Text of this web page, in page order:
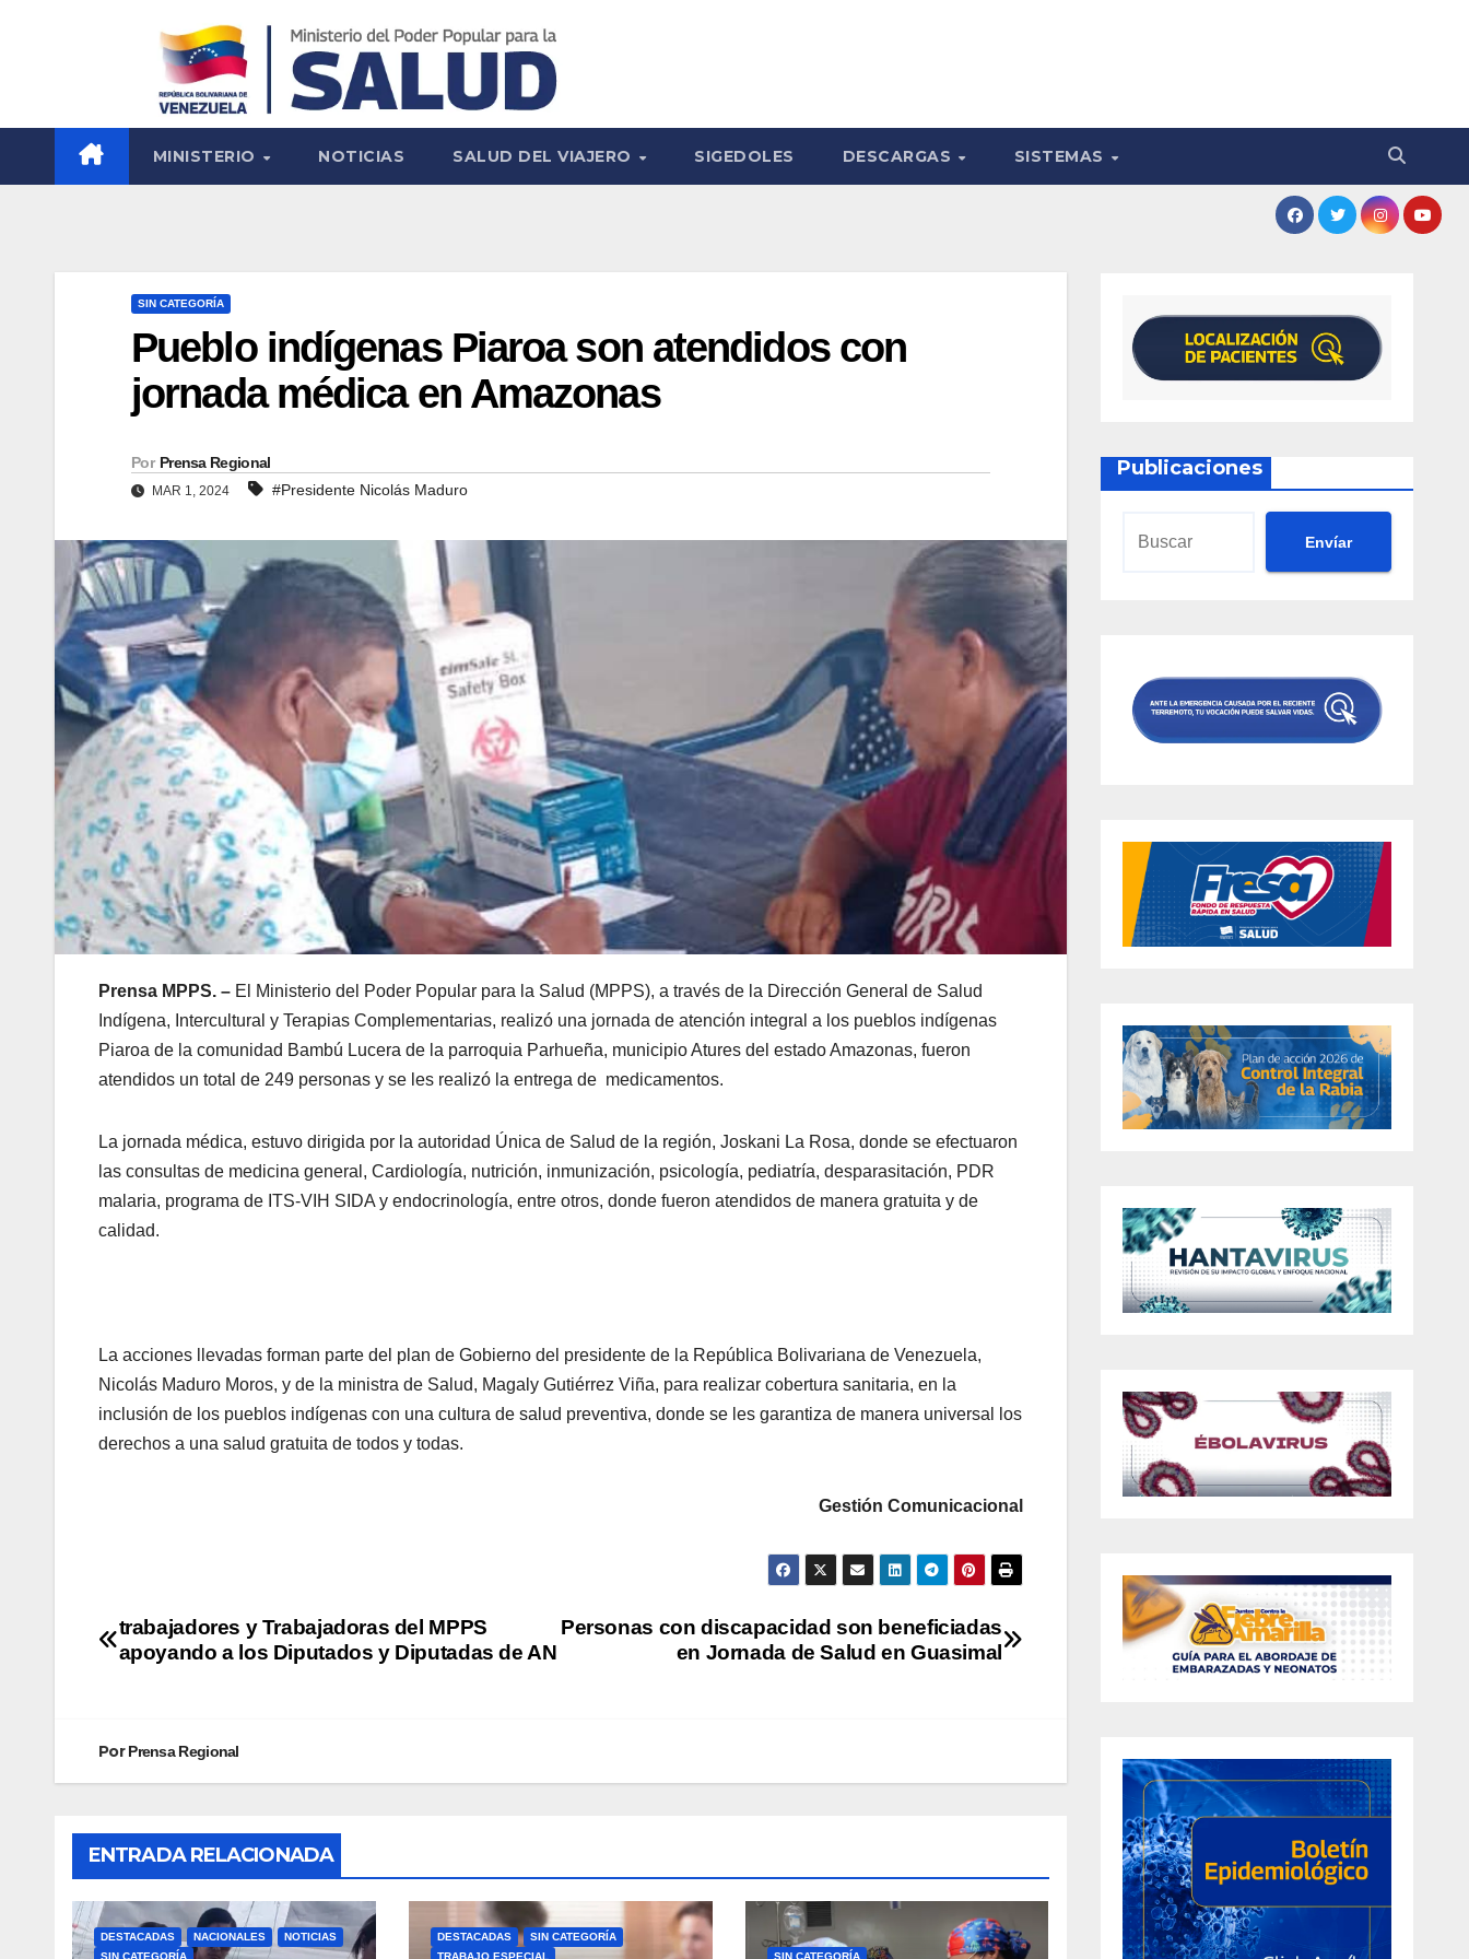
MINISTERIO NOTICIAS SALUD DEL VIAJERO SIGEDOLES DESCARGAS SISTEMAS
SIN CATEGORÍA
Pueblo indígenas Piaroa son atendidos con
jornada médica en Amazonas
Por Prensa Regional
MAR 1, 2024 #Presidente Nicolás Maduro
Prensa MPPS. – El Ministerio del Poder Popular para la Salud (MPPS), a través de la Dirección General de Salud
Indígena, Intercultural y Terapias Complementarias, realizó una jornada de atención integral a los pueblos indígenas
Piaroa de la comunidad Bambú Lucera de la parroquia Parhueña, municipio Atures del estado Amazonas, fueron
atendidos un total de 249 personas y se les realizó la entrega de medicamentos.
La jornada médica, estuvo dirigida por la autoridad Única de Salud de la región, Joskani La Rosa, donde se efectuaron
las consultas de medicina general, Cardiología, nutrición, inmunización, psicología, pediatría, desparasitación, PDR
malaria, programa de ITS-VIH SIDA y endocrinología, entre otros, donde fueron atendidos de manera gratuita y de
calidad.
La acciones llevadas forman parte del plan de Gobierno del presidente de la República Bolivariana de Venezuela,
Nicolás Maduro Moros, y de la ministra de Salud, Magaly Gutiérrez Viña, para realizar cobertura sanitaria, en la
inclusión de los pueblos indígenas con una cultura de salud preventiva, donde se les garantiza de manera universal los
derechos a una salud gratuita de todos y todas.
Gestión Comunicacional
Personas con discapacidad son beneficiadas
en Jornada de Salud en Guasimal
trabajadores y Trabajadoras del MPPS
apoyando a los Diputados y Diputadas de AN
PorPrensa Regional
ENTRADA RELACIONADA
DESTACADAS NACIONALES
NOTICIAS
SIN CATEGORÍA
DESTACADAS
SIN CATEGORÍA
TRABAJO ESPECIAL
SIN CATEGORÍA
Publicaciones
Envíar